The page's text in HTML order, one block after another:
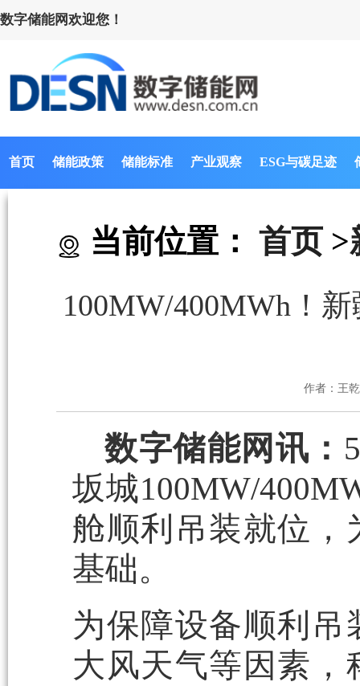
数字储能网欢迎您！
首页 储能政策 储能标准 产业观察 ESG与碳足迹
当前位置： 首页 >
100MW/400MWh！
作者：王
数字储能网讯：
坂城100MW/
舱顺利吊装就位，
基础。
为保障设备顺利
大风天气等因素